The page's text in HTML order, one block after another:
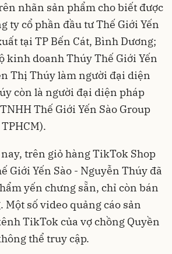
nhãn sản phẩm cho biết được
ty cổ phần đầu tư Thế Giới Yến
tại TP Bến Cát, Bình Dương;
kinh doanh Thúy Thế Giới Yến
Thị Thúy làm người đại diện
còn là người đại diện pháp
Thế Giới Yến Sào Group
trên giỏ hàng TikTok Shop
Giới Yến Sào - Nguyễn Thúy đã
yến chưng sẵn, chỉ còn bán
Một số video quảng cáo sản
TikTok của vợ chồng Quyền
thể truy cập.